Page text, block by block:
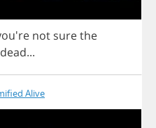
not surethe
dead...
Alive